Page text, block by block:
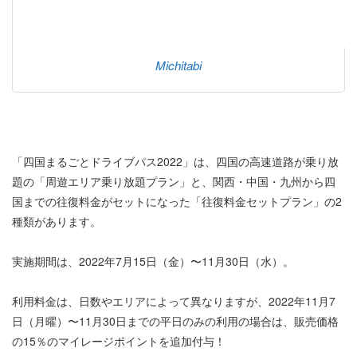
Michitabi
「四国まるごとドライブパス2022」は、四国の高速道路が乗り放
題の「周遊エリア乗り放題プラン」と、関西・中国・九州から四
国までの往復料金がセットになった「往復料金セットプラン」の2
種類があります。
実施期間は、2022年7月15日（金）〜11月30日（水）。
利用料金は、日数やエリアによって異なりますが、2022年11月7
日（月曜）〜11月30日までの平日のみの利用の場合は、販売価格
の15％のマイレージポイントを追加付与！